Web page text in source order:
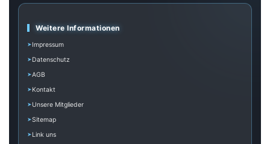
Weitere Informationen
Impressum
Datenschutz
AGB
Kontakt
Unsere Mitglieder
Sitemap
Link uns